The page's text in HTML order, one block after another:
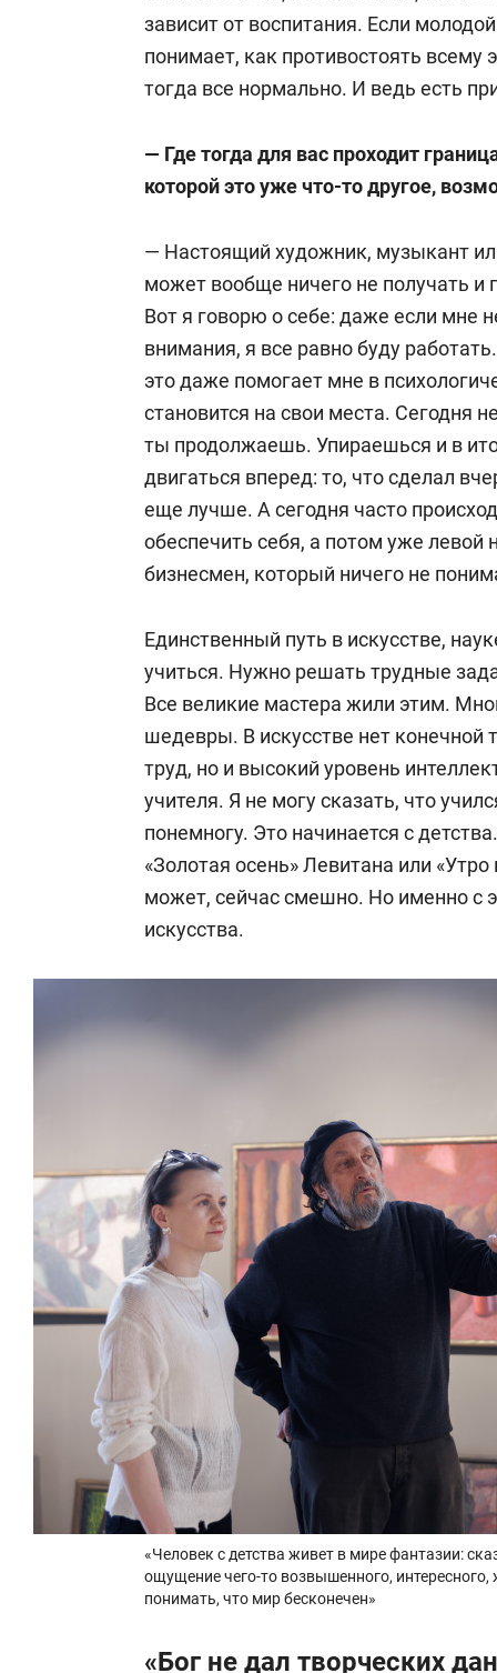
зависит от воспитания. Если
понимает, как противостоять всему
тогда все нормально. И ведь есть
— Где тогда для вас проходит
которой это уже что-то другое,
— Настоящий художник, музыкант
может вообще ничего не получать
Вот я говорю о себе: даже если мне
внимания, я все равно буду
это даже помогает мне в
становится на свои места. Сегодня
ты продолжаешь. Упираешься и в
двигаться вперед: то, что сделал
еще лучше. А сегодня часто
обеспечить себя, а потом уже левой
бизнесмен, который ничего не
Единственный путь в искусстве,
учиться. Нужно решать трудные
Все великие мастера жили этим.
шедевры. В искусстве нет конечной
труд, но и высокий уровень
учителя. Я не могу сказать, что
понемногу. Это начинается с
«Золотая осень» Левитана или
может, сейчас смешно. Но именно с
искусства.
«Человек с детства живет в мире фантазии:
ощущение чего-то возвышенного,
понимать, что мир бесконечен»
«Бог не дал творческих